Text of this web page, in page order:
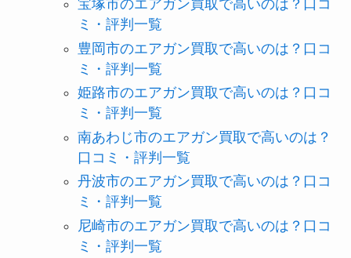
宝塚市のエアガン買取で高いのは？口コ
ミ・評判一覧
豊岡市のエアガン買取で高いのは？口コ
ミ・評判一覧
姫路市のエアガン買取で高いのは？口コ
ミ・評判一覧
南あわじ市のエアガン買取で高いのは？
口コミ・評判一覧
丹波市のエアガン買取で高いのは？口コ
ミ・評判一覧
尼崎市のエアガン買取で高いのは？口コ
ミ・評判一覧